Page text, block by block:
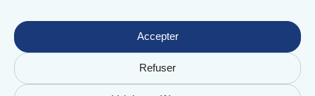
Accepter
Refuser
et